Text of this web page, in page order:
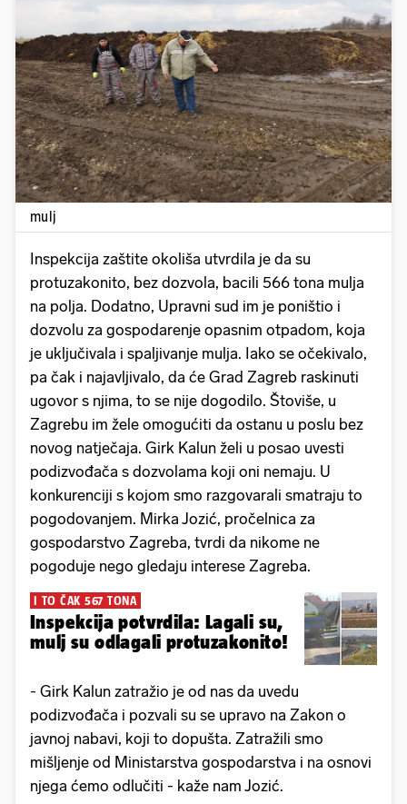
Pokretanje videa...
mulj
Inspekcija zaštite okoliša utvrdila je da su
protuzakonito, bez dozvola, bacili 566 tona mulja
na polja. Dodatno, Upravni sud im je poništio i
dozvolu za gospodarenje opasnim otpadom, koja
je uključivala i spaljivanje mulja. Iako se očekivalo,
pa čak i najavljivalo, da će Grad Zagreb raskinuti
ugovor s njima, to se nije dogodilo. Štoviše, u
Zagrebu im žele omogućiti da ostanu u poslu bez
novog natječaja. Girk Kalun želi u posao uvesti
podizvođača s dozvolama koji oni nemaju. U
konkurenciji s kojom smo razgovarali smatraju to
pogodovanjem. Mirka Jozić, pročelnica za
gospodarstvo Zagreba, tvrdi da nikome ne
pogoduje nego gledaju interese Zagreba.
I TO ČAK 567 TONA
Inspekcija potvrdila: Lagali su,
mulj su odlagali protuzakonito!
- Girk Kalun zatražio je od nas da uvedu
podizvođača i pozvali su se upravo na Zakon o
javnoj nabavi, koji to dopušta. Zatražili smo
mišljenje od Ministarstva gospodarstva i na osnovi
njega ćemo odlučiti - kaže nam Jozić.